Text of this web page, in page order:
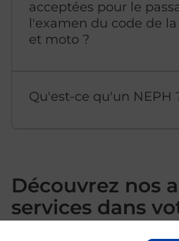
acceptées pour le
l'examen du code de
et moto ?
Qu'est-ce qu'un NEPH
Découvrez nos
services dans